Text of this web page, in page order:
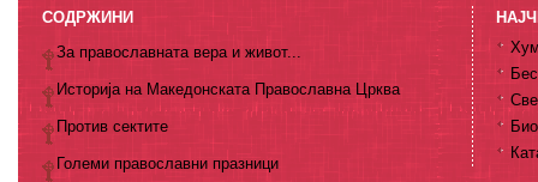
СОДРЖИНИ
За православната вера и живот...
Историја на Македонската Православна Црква
Против сектите
Големи православни празници